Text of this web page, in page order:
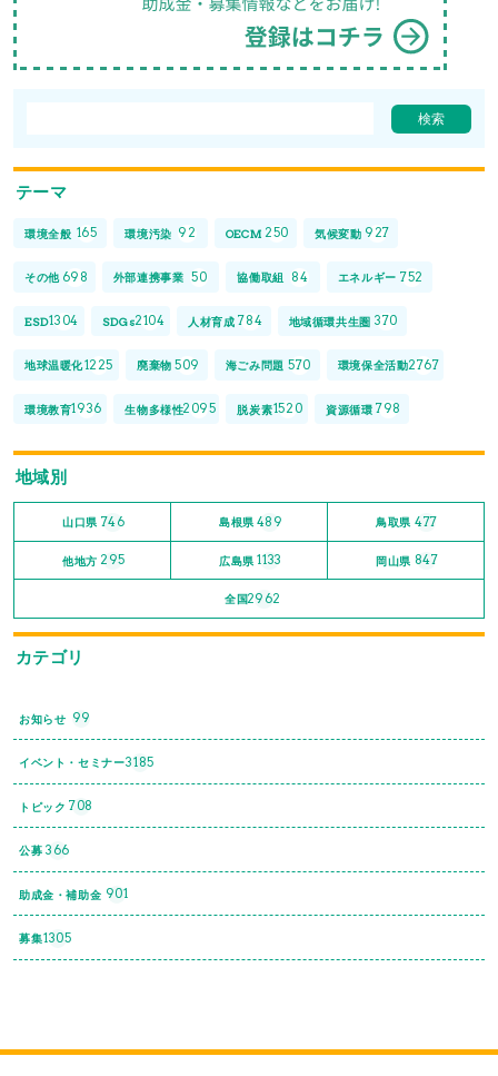
テーマ
環境全般 165 環境汚染 92 OECM 250 気候変動 927
その他 698 外部連携事業 50 協働取組 84 エネルギー 752
ESD1304 SDGs2104 人材育成 784 地域循環共生圏 370
地球温暖化1225 廃棄物 509 海ごみ問題 570 環境保全活動2767
環境教育1936 生物多様性2095 脱炭素1520 資源循環 798
地域別
山口県 746 島根県 489 鳥取県 477
他地方 295 広島県 1133 岡山県 847
全国2962
カテゴリ
お知らせ 99
イベント・セミナー3185
トピック 708
公募 366
助成金・補助金 901
募集1305